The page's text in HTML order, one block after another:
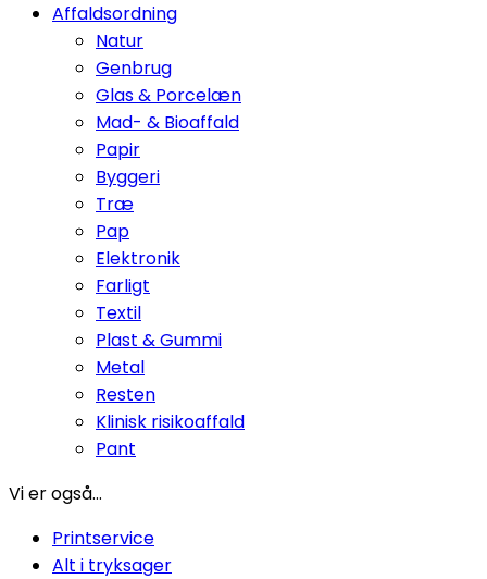
Affaldsordning
Natur
Genbrug
Glas & Porcelæn
Mad- & Bioaffald
Papir
Byggeri
Træ
Pap
Elektronik
Farligt
Textil
Plast & Gummi
Metal
Resten
Klinisk risikoaffald
Pant
Vi er også...
Printservice
Alt i tryksager